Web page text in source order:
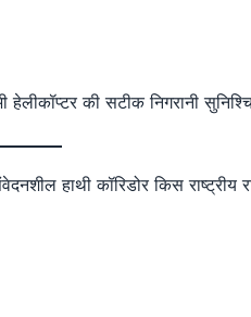
की सटीक निगरानी
हाथी कॉरिडोर किस राष्ट्रीय